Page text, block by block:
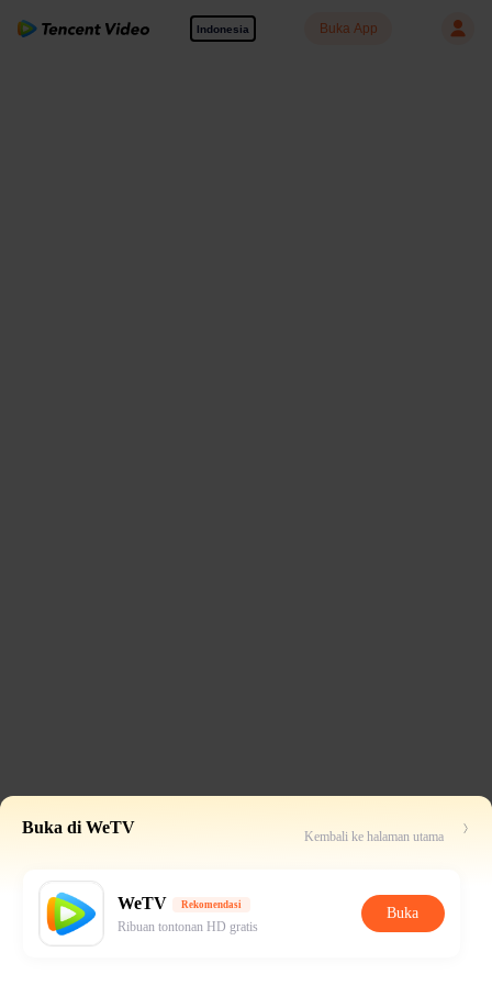
Indonesia Buka App
Buka di WeTV Kembali ke halaman utama
WeTV Rekomendasi
Ribuan tontonan HD gratis
Buka